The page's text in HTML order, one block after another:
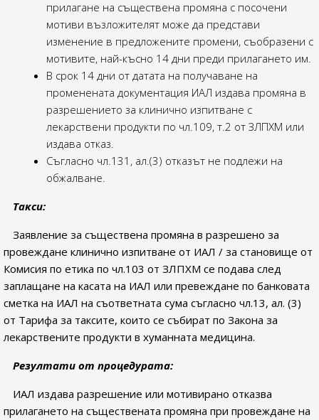
прилагане на съществена промяна с посочени
мотиви възложителят може да представи
изменение в предложените промени, съобразени с
мотивите, най-късно 14 дни преди прилагането им.
В срок 14 дни от датата на получаване на
променената документация ИАЛ издава промяна в
разрешението за клинично изпитване с
лекарствени продукти по чл.109, т.2 от ЗЛПХМ или
издава отказ.
Съгласно чл.131, ал.(3) отказът не подлежи на
обжалване.
Такси:
Заявление за съществена промяна в разрешено за
провеждане клинично изпитване от ИАЛ / за становище от
Комисия по етика по чл.103 от ЗЛПХМ се подава след
заплащане на касата на ИАЛ или превеждане по банковата
сметка на ИАЛ на съответната сума съгласно чл.13, ал. (3)
от Тарифа за таксите, които се събират по Закона за
лекарствените продукти в хуманната медицина.
Резултати от процедурата:
ИАЛ издава разрешение или мотивирано отказва
прилагането на съществената промяна при провеждане на